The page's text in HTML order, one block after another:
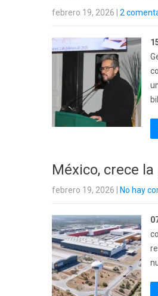
febrero 19, 2026 2
México, crece
febrero 19, 2026 No hay